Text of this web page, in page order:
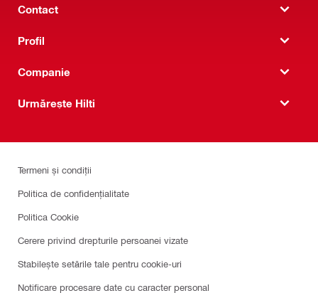
Contact
Profil
Companie
Urmărește Hilti
Termeni și condiții
Politica de confidențialitate
Politica Cookie
Cerere privind drepturile persoanei vizate
Stabilește setările tale pentru cookie-uri
Notificare procesare date cu caracter personal